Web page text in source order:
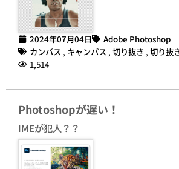
2024年07月04日
Adobe Photoshop
カンバス , キャンバス , 切り抜き , 切り抜
1,514
Photoshopが遅い！
IMEが犯人？？